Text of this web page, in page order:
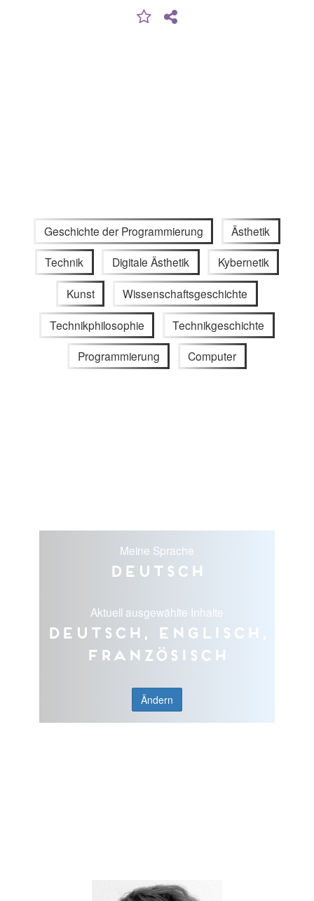
Geschichte der Programmierung Ästhetik
Technik Digitale Ästhetik Kybernetik
Kunst Wissenschaftsgeschichte
Technikphilosophie Technikgeschichte
Programmierung Computer
Meine Sprache
Deutsch
Aktuell ausgewählte Inhalte
Deutsch, Englisch,
Französisch
Ändern